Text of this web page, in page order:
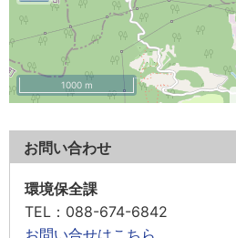
1000 m
お問い合わせ
環境保全課
TEL ：088-674-6842
お問い合せはこちら